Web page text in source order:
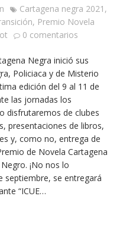
Cartagena negra 2021 ,
, Premio Novela
0 comentarios
Negra inició sus
Policiaca y de Misterio
edición del 9 al 11 de
las jornadas los
disfrutaremos de clubes
presentaciones de libros,
y, como no, entrega de
de Novela Cartagena
¡No nos lo
septiembre, se entregará
“ICUE…